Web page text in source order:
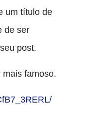
um título de
de ser
post.
famoso.